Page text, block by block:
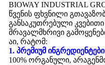
BIOWAY INDUSTRIAL
წვენის ფხვნილი
განსაკუთრებული
მრავალმხრივი
აი, რატომ:
1. პრემიუმ
100% ორგანული,